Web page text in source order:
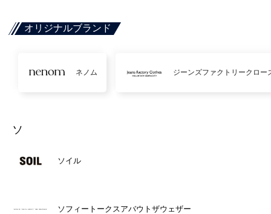
オリジナルブランド
ネノム ジーンズファクトリークロー
ソ
ソイル
ソフィートークスアバウトザウェザー